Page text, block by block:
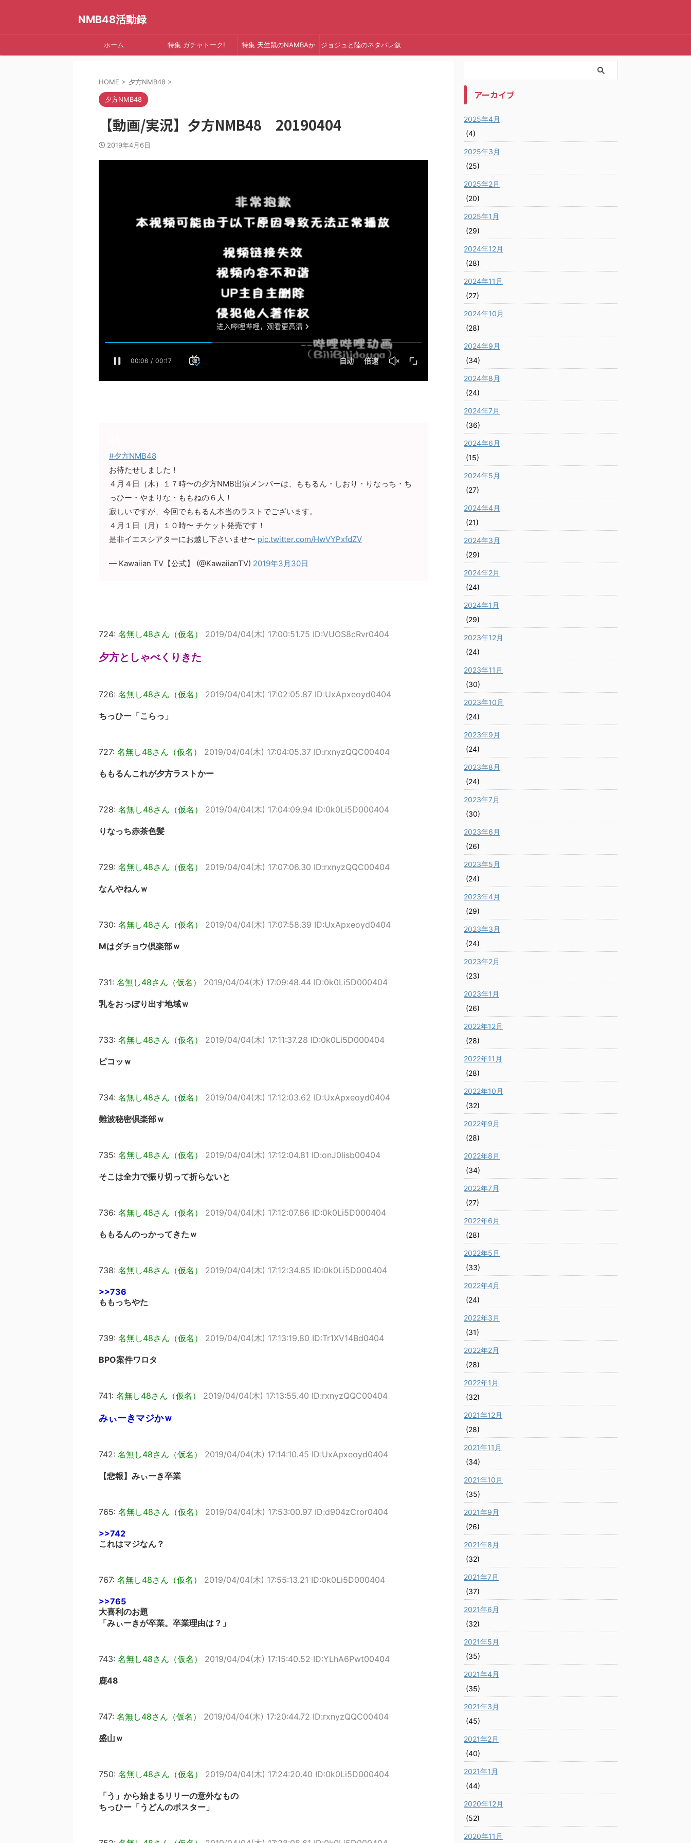
NMB48活動録
ホーム 特集 ガチャトーク! 特集 天竺鼠のNAMBAか ジョジュと陸のネタバレ叙
HOME > 夕方NMB48 >
夕方NMB48
【動画/実況】夕方NMB48 20190404
2019年4月6日
#夕方NMB48
お待たせしました！
４月４日（木）１７時〜の夕方NMB出演メンバーは、ももるん・しおり・りなっち・ち
っひー・やまりな・ももねの６人！
寂しいですが、今回でももるん本当のラストでございます。
４月１日（月）１０時〜 チケット発売です！
是非イエスシアターにお越し下さいませ〜 pic.twitter.com/HwVYPxfdZV
— Kawaiian TV【公式】 (@KawaiianTV) 2019年3月30日
724: 名無し48さん（仮名） 2019/04/04(木) 17:00:51.75 ID:VUOS8cRvr0404
夕方としゃべくりきた
726: 名無し48さん（仮名） 2019/04/04(木) 17:02:05.87 ID:UxApxeoyd0404
ちっひー「こらっ」
727: 名無し48さん（仮名） 2019/04/04(木) 17:04:05.37 ID:rxnyzQQC00404
ももるんこれが夕方ラストかー
728: 名無し48さん（仮名） 2019/04/04(木) 17:04:09.94 ID:0k0Li5D000404
りなっち赤茶色髪
729: 名無し48さん（仮名） 2019/04/04(木) 17:07:06.30 ID:rxnyzQQC00404
なんやねんｗ
730: 名無し48さん（仮名） 2019/04/04(木) 17:07:58.39 ID:UxApxeoyd0404
Mはダチョウ倶楽部ｗ
731: 名無し48さん（仮名） 2019/04/04(木) 17:09:48.44 ID:0k0Li5D000404
乳をおっぽり出す地域ｗ
733: 名無し48さん（仮名） 2019/04/04(木) 17:11:37.28 ID:0k0Li5D000404
ピコッｗ
734: 名無し48さん（仮名） 2019/04/04(木) 17:12:03.62 ID:UxApxeoyd0404
難波秘密倶楽部ｗ
735: 名無し48さん（仮名） 2019/04/04(木) 17:12:04.81 ID:onJ0lisb00404
そこは全力で振り切って折らないと
736: 名無し48さん（仮名） 2019/04/04(木) 17:12:07.86 ID:0k0Li5D000404
ももるんのっかってきたｗ
738: 名無し48さん（仮名） 2019/04/04(木) 17:12:34.85 ID:0k0Li5D000404
>>736
ももっちやた
739: 名無し48さん（仮名） 2019/04/04(木) 17:13:19.80 ID:Tr1XV14Bd0404
BPO案件ワロタ
741: 名無し48さん（仮名） 2019/04/04(木) 17:13:55.40 ID:rxnyzQQC00404
みぃーきマジかｗ
742: 名無し48さん（仮名） 2019/04/04(木) 17:14:10.45 ID:UxApxeoyd0404
【悲報】みぃーき卒業
765: 名無し48さん（仮名） 2019/04/04(木) 17:53:00.97 ID:d904zCror0404
>>742
これはマジなん？
767: 名無し48さん（仮名） 2019/04/04(木) 17:55:13.21 ID:0k0Li5D000404
>>765
大喜利のお題
「みぃーきが卒業。卒業理由は？」
743: 名無し48さん（仮名） 2019/04/04(木) 17:15:40.52 ID:YLhA6Pwt00404
鹿48
747: 名無し48さん（仮名） 2019/04/04(木) 17:20:44.72 ID:rxnyzQQC00404
盛山ｗ
750: 名無し48さん（仮名） 2019/04/04(木) 17:24:20.40 ID:0k0Li5D000404
「う」から始まるリリーの意外なもの
ちっひー「うどんのポスター」
アーカイブ
2025年4月
(4)
2025年3月
(25)
2025年2月
(20)
2025年1月
(29)
2024年12月
(28)
2024年11月
(27)
2024年10月
(28)
2024年9月
(34)
2024年8月
(24)
2024年7月
(36)
2024年6月
(15)
2024年5月
(27)
2024年4月
(21)
2024年3月
(29)
2024年2月
(24)
2024年1月
(29)
2023年12月
(24)
2023年11月
(30)
2023年10月
(24)
2023年9月
(24)
2023年8月
(24)
2023年7月
(30)
2023年6月
(26)
2023年5月
(24)
2023年4月
(29)
2023年3月
(24)
2023年2月
(23)
2023年1月
(26)
2022年12月
(28)
2022年11月
(28)
2022年10月
(32)
2022年9月
(28)
2022年8月
(34)
2022年7月
(27)
2022年6月
(28)
2022年5月
(33)
2022年4月
(24)
2022年3月
(31)
2022年2月
(28)
2022年1月
(32)
2021年12月
(28)
2021年11月
(34)
2021年10月
(35)
2021年9月
(26)
2021年8月
(32)
2021年7月
(37)
2021年6月
(32)
2021年5月
(35)
2021年4月
(35)
2021年3月
(45)
2021年2月
(40)
2021年1月
(44)
2020年12月
(52)
2020年11月